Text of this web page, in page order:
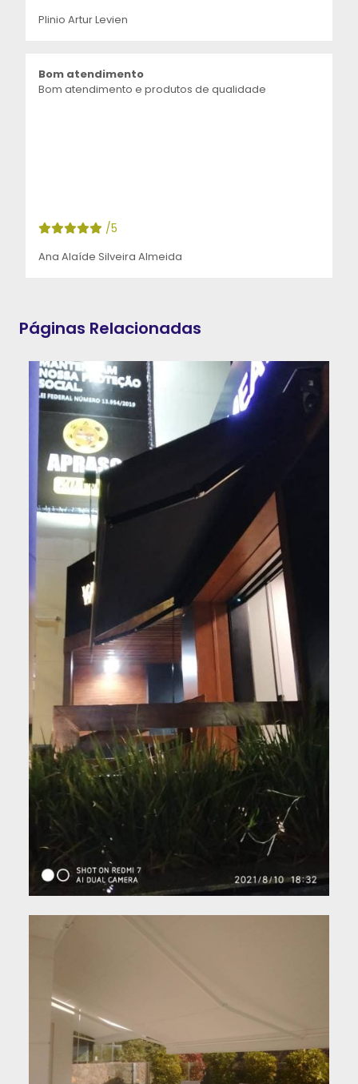
Plinio Artur Levien
Bom atendimento
Bom atendimento e produtos de qualidade
/5
Ana Alaíde Silveira Almeida
Páginas Relacionadas